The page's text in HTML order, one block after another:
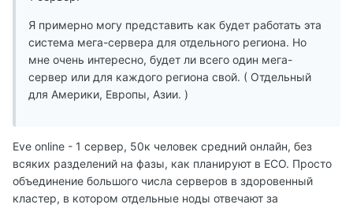
Я примерно могу представить как будет работать эта
система мега-сервера для отдельного региона. Но
мне очень интересно, будет ли всего один мега-
сервер или для каждого региона свой. ( Отдельный
для Америки, Европы, Азии. )
Eve online - 1 сервер, 50к человек средний онлайн, без
всяких разделений на фазы, как планируют в ЕСО. Просто
объединение большого числа серверов в здоровенный
кластер, в котором отдельные ноды отвечают за